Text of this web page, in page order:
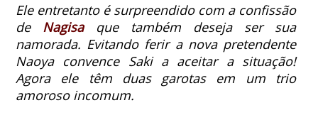
Ele entretanto é surpreendido com a confissão
de Nagisaque também deseja ser sua
namorada. Evitando ferir a nova pretendente
Naoya convence Saki a aceitar a situação!
Agora ele têm duas garotas em um trio
amoroso incomum.